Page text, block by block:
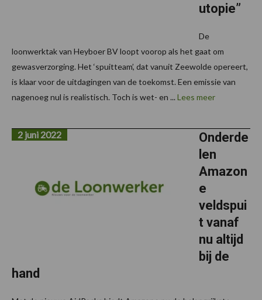
utopie”
De
loonwerktak van Heyboer BV loopt voorop als het gaat om
gewasverzorging. Het ‘spuitteam’, dat vanuit Zeewolde opereert,
is klaar voor de uitdagingen van de toekomst. Een emissie van
nagenoeg nul is realistisch. Toch is wet- en ... Lees meer
Onderde
len
Amazon
e
veldspui
t vanaf
nu altijd
bij de
hand
2 juni 2022